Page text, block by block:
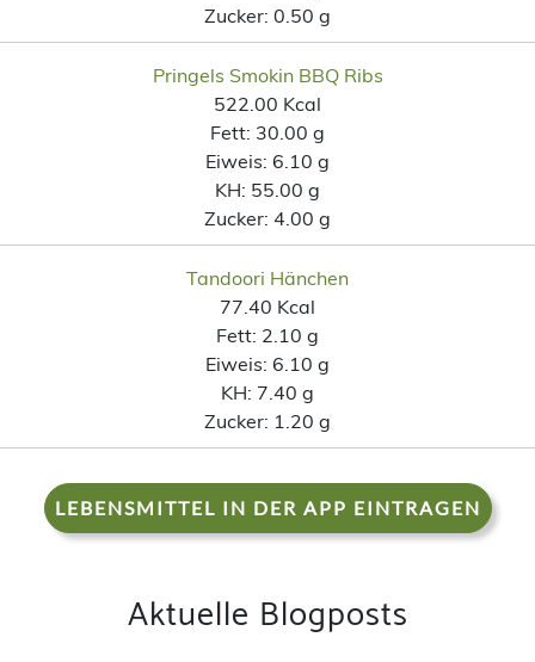
Zucker: 0.50 g
Pringels Smokin BBQ Ribs
522.00 Kcal
Fett: 30.00 g
Eiweis: 6.10 g
KH: 55.00 g
Zucker: 4.00 g
Tandoori Hänchen
77.40 Kcal
Fett: 2.10 g
Eiweis: 6.10 g
KH: 7.40 g
Zucker: 1.20 g
LEBENSMITTEL IN DER APP EINTRAGEN
Aktuelle Blogposts